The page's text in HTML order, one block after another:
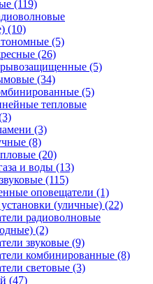
(119)
(10)
(5)
(26)
(5)
(34)
(5)
тепловые
(3)
(8)
(20)
и воды (13)
(115)
оповещатели (1)
(уличные) (22)
радиоволновые
(2)
звуковые (9)
комбинированные (8)
световые (3)
(47)